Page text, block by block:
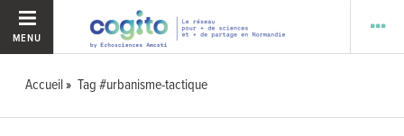
MENU
Accueil Tag #urbanisme-tactique